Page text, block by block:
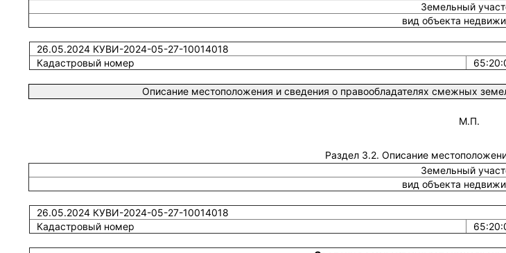
Земельный
вид объекта
26.05.2024 КУВИ-2024-05-27-10014018
Кадастровый номер
Описание местоположения и сведения о правообладателях смежных
М.П.
Раздел 3.2. Описание
Земельный
вид объекта
26.05.2024 КУВИ-2024-05-27-10014018
Кадастровый номер